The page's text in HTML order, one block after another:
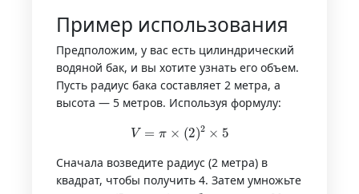
Пример использования
Предположим, у вас есть цилиндрический
водяной бак, и вы хотите узнать его объем.
Пусть радиус бака составляет 2 метра, а
высота — 5 метров. Используя формулу:
( 2)2×
Сначала возведите радиус (2 метра) в
квадрат, чтобы получить 4. Затем умножьте